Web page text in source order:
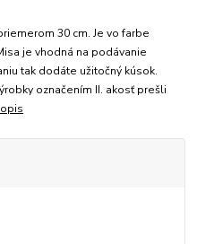
30 cm. Je vo farbe
je vhodná na podávanie
tak dodáte užitočný kúsok.
označením II. akosť prešli